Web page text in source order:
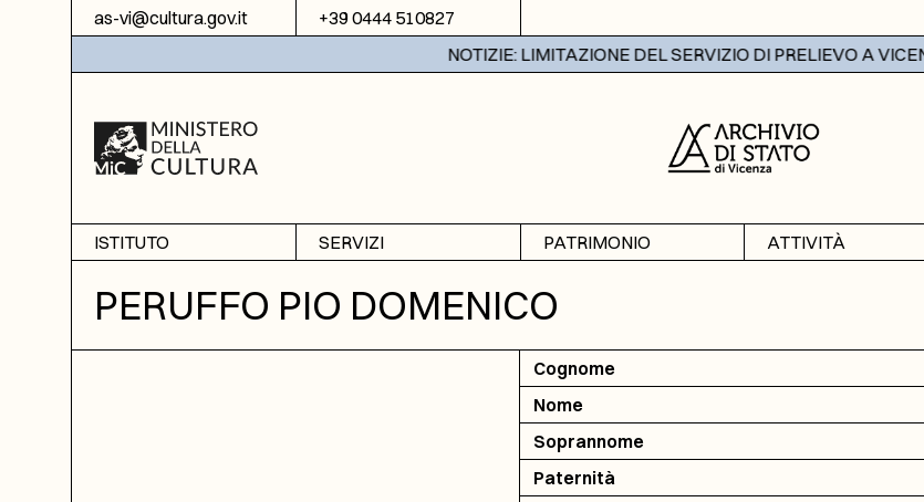
Vai al contenuto
as-vi@cultura.gov.it +39 0444 510827
NOTIZIE: LIMITAZIONE DEL SERVIZIO DI PRELIEVO A VICENZA
ISTITUTO
Informazioni
Sezione di Bassano del
SERVIZI
Ricerche
Fotoriproduzione
PATRIMONIO
Banche dati
ATTIVITÀ
PERUFFO PIO DOMENICO
Cognome
Nome
Soprannome
Paternità